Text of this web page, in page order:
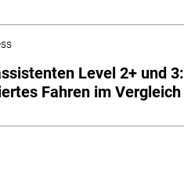
Level 2+ und 3:
Fahren im Vergleich